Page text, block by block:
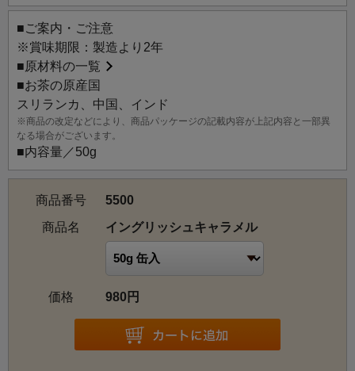
■ご案内・ご注意
※賞味期限：製造より2年
■原材料の一覧
■お茶の原産国
スリランカ、中国、インド
※商品の改定などにより、商品パッケージの記載内容が上記内容と一部異
なる場合がございます。
■内容量／50g
商品番号
5500
商品名
イングリッシュキャラメル
価格 980円